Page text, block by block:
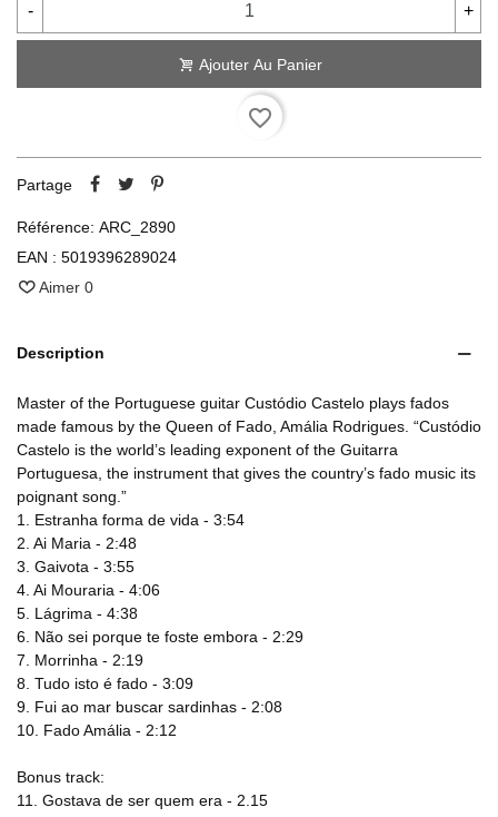
- +
Ajouter Au Panier
favorite_border
Partage
Référence: ARC_2890
EAN : 5019396289024
Aimer 0
Description
Master of the Portuguese guitar Custódio Castelo plays fados
made famous by the Queen of Fado, Amália Rodrigues. “Custódio
Castelo is the world’s leading exponent of the Guitarra
Portuguesa, the instrument that gives the country’s fado music its
poignant song.”
1. Estranha forma de vida - 3:54
2. Ai Maria - 2:48
3. Gaivota - 3:55
4. Ai Mouraria - 4:06
5. Lágrima - 4:38
6. Não sei porque te foste embora - 2:29
7. Morrinha - 2:19
8. Tudo isto é fado - 3:09
9. Fui ao mar buscar sardinhas - 2:08
10. Fado Amália - 2:12
Bonus track:
11. Gostava de ser quem era - 2.15